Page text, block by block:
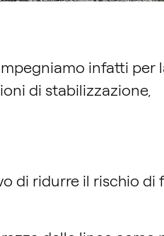
infatti per
di stabilizzazione,
di ridurre il rischio di